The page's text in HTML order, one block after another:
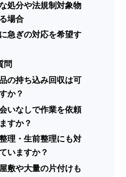
処分や法規制対象物
場合
急ぎの対応を希望す
問
の持ち込み回収は可
か？
いなしで作業を依頼
すか？
理・生前整理にも対
いますか？
敷や大量の片付けも